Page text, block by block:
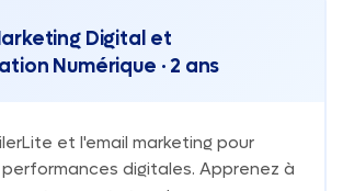
Digital et
Numérique · 2 ans
et l'email marketing pour
digitales. Apprenez à